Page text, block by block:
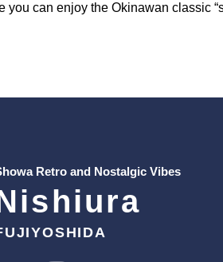
you can enjoy the Okinawan classic
Retro and Nostalgic Vibes